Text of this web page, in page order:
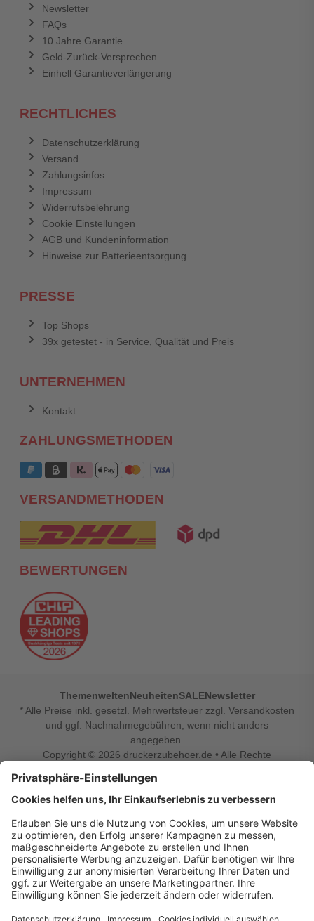
Newsletter
FAQs
10 Jahre Garantie
Geld-Zurück-Versprechen
Einhell Garantieverlängerung
RECHTLICHES
Datenschutzerklärung
Versand
Zahlungsinfos
Impressum
Widerrufsbelehrung
Cookie Einstellungen
AGB und Kundeninformation
Hinweise zur Batterieentsorgung
PRESSE
Top Shops
39x getestet - in Service, Qualität und Preis
UNTERNEHMEN
Kontakt
ZAHLUNGSMETHODEN
VERSANDMETHODEN
BEWERTUNGEN
ThemenweltenNeuheitenSALENewsletter
* Alle Preise inkl. gesetzl. Mehrwertsteuer zzgl. Versandkosten
und ggf. Nachnahmegebühren, wenn nicht anders
angegeben.
Copyright © 2026 druckerzubehoer.de • Alle Rechte
Vertrag widerrufen
Druckerzubehoer.de – preiswerte Qualität für Ihr Office
Sie sind auf der Suche nach dem passenden Druckerzubehör
oder Zubehör für das Büro, den Computer oder Ihr
Smartphone? Dann sind Sie bei Druckerzubehoer.de genau
richtig! Unser breites Sortiment bietet unter anderem Tinte
und Toner für alle gängigen Druckermodelle – großer sowie
kleiner Hersteller. Zugleich sind wir Ihr Online Fachhandel für